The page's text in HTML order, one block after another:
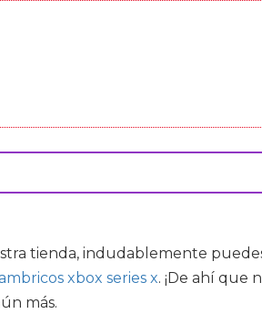
tienda, indudablemente
xbox series x. ¡De ahí que
más.